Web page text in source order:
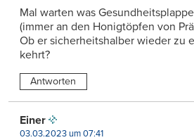
Mal warten was
(immer an den Honigtöpfen von
Ob er sicherheitshalber wieder zu
kehrt?
Antworten
Einer
03.03.2023 um 07:41